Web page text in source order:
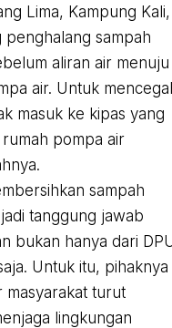
Lima, Kampung
penghalang sampah
aliran air menuju
air. Untuk
masuk ke kipas yang
pompa air
sampah
tanggung jawab
bukan hanya dari
Untuk itu, pihaknya
masyarakat turut
lingkungan